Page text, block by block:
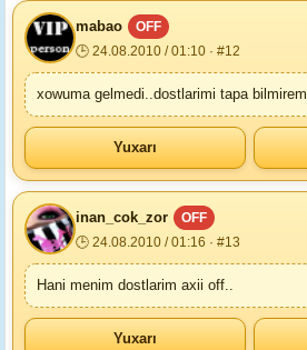
mabao
OFF
🕒 24.08.2010 / 01:10 · #12
xowuma gelmedi..dostlarimi tapa bilmirem
Yuxarı
inan_cok_zor
OFF
🕒 24.08.2010 / 01:16 · #13
Hani menim dostlarim axii off..
Yuxarı